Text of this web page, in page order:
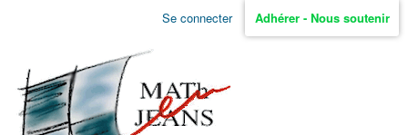
Aller
non
identifié
Se connecter Adhérer - Nous soutenir